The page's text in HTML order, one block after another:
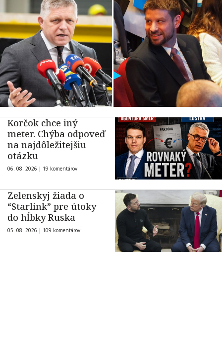
Korčok chce iný
meter. Chýba odpoveď
na najdôležitejšiu
otázku
06. 08. 2026 | 19 komentárov
Zelenskyj žiada o
“Starlink” pre útoky
do hĺbky Ruska
05. 08. 2026 | 109 komentárov